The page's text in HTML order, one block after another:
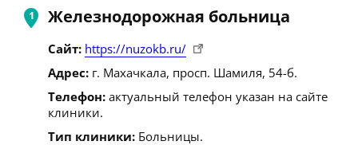
Железнодорожная больница
Сайт: https://nuzokb.ru/
Адрес: г. Махачкала, просп. Шамиля, 54-б.
Телефон: актуальный телефон указан на сайте
клиники.
Тип клиники: Больницы.